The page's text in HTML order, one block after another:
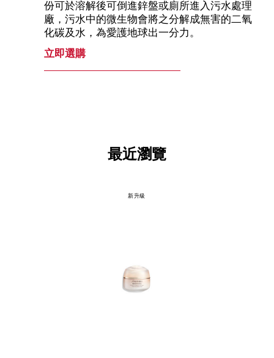
份可於溶解後可倒進鋅盤或廁所進入污水處理
廠，污水中的微生物會將之分解成無害的二氧
化碳及水，為愛護地球出一分力。
立即選購
最近瀏覽
新升級